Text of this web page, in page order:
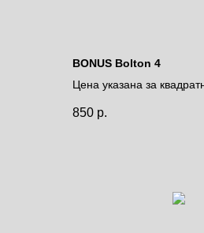
BONUS Bolton 4
Цена указана за
850 р.